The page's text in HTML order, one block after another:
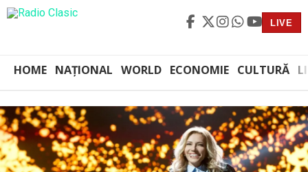
LIVE
HOME NAȚIONAL WORLD ECONOMIE CULTURĂ